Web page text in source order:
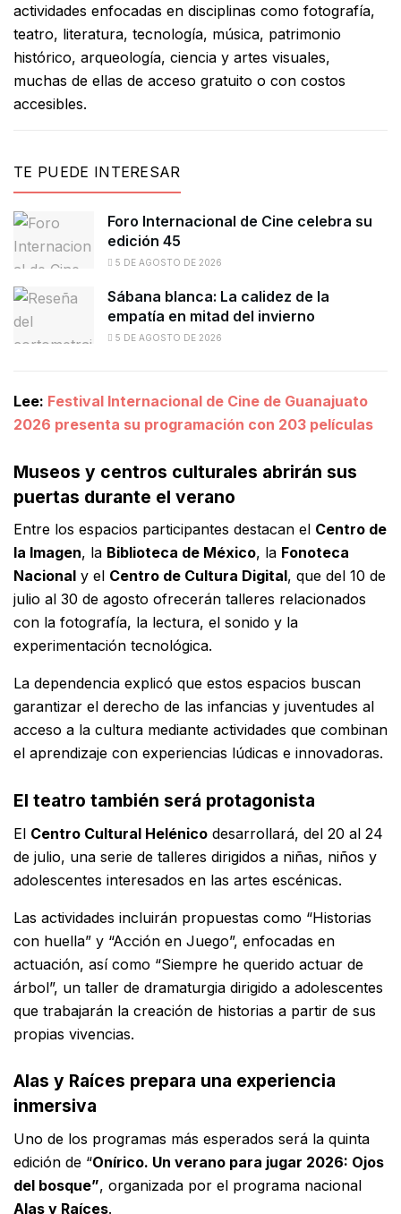
actividades enfocadas en disciplinas como fotografía,
teatro, literatura, tecnología, música, patrimonio
histórico, arqueología, ciencia y artes visuales,
muchas de ellas de acceso gratuito o con costos
accesibles.
TE PUEDE INTERESAR
Foro Internacional de Cine celebra su
edición 45
5 DE AGOSTO DE 2026
Sábana blanca: La calidez de la
empatía en mitad del invierno
5 DE AGOSTO DE 2026
Lee: Festival Internacional de Cine de Guanajuato
2026 presenta su programación con 203 películas
Museos y centros culturales abrirán sus
puertas durante el verano
Entre los espacios participantes destacan el Centro de
la Imagen, la Biblioteca de México, la Fonoteca
Nacional y el Centro de Cultura Digital, que del 10 de
julio al 30 de agosto ofrecerán talleres relacionados
con la fotografía, la lectura, el sonido y la
experimentación tecnológica.
La dependencia explicó que estos espacios buscan
garantizar el derecho de las infancias y juventudes al
acceso a la cultura mediante actividades que combinan
el aprendizaje con experiencias lúdicas e innovadoras.
El teatro también será protagonista
El Centro Cultural Helénico desarrollará, del 20 al 24
de julio, una serie de talleres dirigidos a niñas, niños y
adolescentes interesados en las artes escénicas.
Las actividades incluirán propuestas como “Historias
con huella” y “Acción en Juego”, enfocadas en
actuación, así como “Siempre he querido actuar de
árbol”, un taller de dramaturgia dirigido a adolescentes
que trabajarán la creación de historias a partir de sus
propias vivencias.
Alas y Raíces prepara una experiencia
inmersiva
Uno de los programas más esperados será la quinta
edición de “Onírico. Un verano para jugar 2026: Ojos
del bosque”, organizada por el programa nacional
Alas y Raíces.